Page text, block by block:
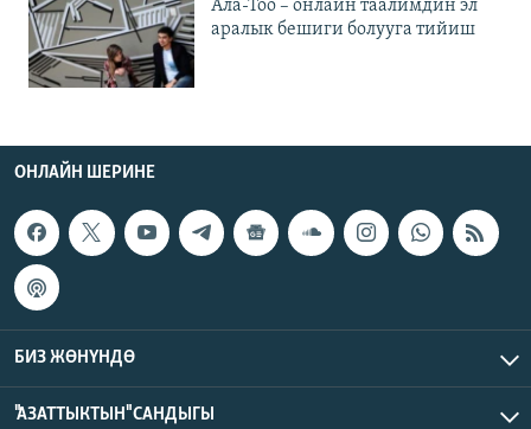
Ала-Тоо – онлайн таалимдин эл
аралык бешиги болууга тийиш
ОНЛАЙН ШЕРИНЕ
БИЗ ЖӨНҮНДӨ
"АЗАТТЫКТЫН" САНДЫГЫ